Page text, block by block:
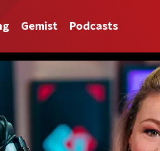
Gemist Podcasts